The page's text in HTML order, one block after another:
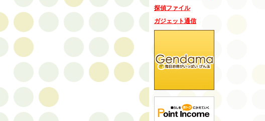
探偵ファイル
ガジェット通信